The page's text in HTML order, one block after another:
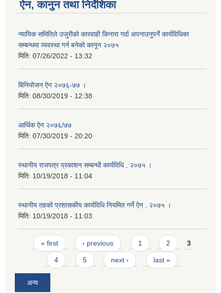
ऐन, कानुन तथा निर्देशिका
न्यायिक समितिले उजुरीको कारवाही किनारा गर्दा अपनाउनुपर्ने कार्यविधिका
सम्बन्धमा व्यवस्था गर्न बनेको कानून २०७५
मिति: 07/26/2022 - 13:32
बिनियोजन ऐन २०७६-७७ ।
मिति: 08/30/2019 - 12:38
आर्थिक ऐन २०७६/७७
मिति: 07/30/2019 - 20:20
स्थानीय राजपत्र प्रकाशन सम्बन्धी कार्यविधि , २०७५ ।
मिति: 10/19/2018 - 11:04
स्थानीय तहको प्रशासकीय कार्यविधि नियमित गर्ने ऐन , २०७५ ।
मिति: 10/19/2018 - 11:03
Pages
« first ‹ previous 1 2 3
4 5 next › last »
अन्य